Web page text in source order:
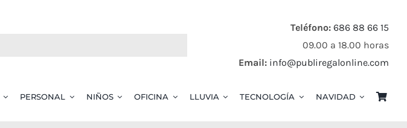
Teléfono: 686 88 66 15
09.00 a 18.00 horas
Email: info@publiregalonline.com
PERSONAL NIÑOS OFICINA LLUVIA TECNOLOGÍA NAVIDAD